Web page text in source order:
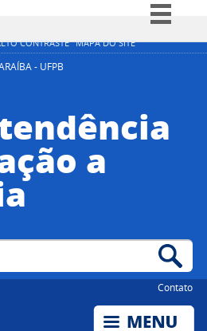
CONTRASTE MAPA DO SITE
Simplifique!
Acesso à informação
Legislação
Canais
- UFPB
a
Contato